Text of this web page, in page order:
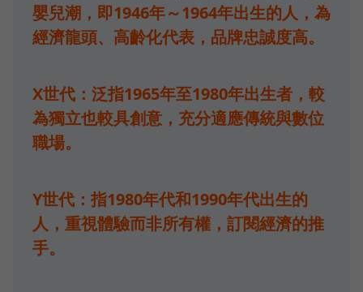
嬰兒潮，即1946年～1964年出生的人，為
經濟龍頭、高齡化代表，品牌忠誠度高。
X世代：泛指1965年至1980年出生者，較
為獨立也較具創意，充分適應傳統與數位
職場。
Y世代：指1980年代和1990年代出生的
人，重視體驗而非所有權，訂閱經濟的推
手。